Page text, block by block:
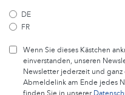
DE
FR
Wenn Sie dieses Kästchen
einverstanden, unseren
Newsletter jederzeit und
Abmeldelink am Ende jedes